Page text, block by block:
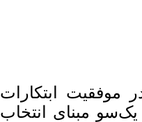
موفقیت ابتکارات
یک‌سو مبنای انتخاب